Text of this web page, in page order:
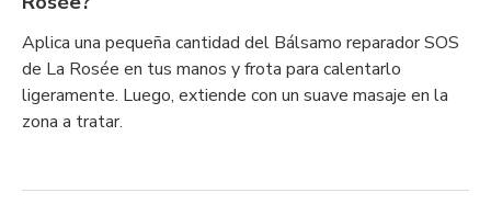
Aplica una pequeña cantidad del Bálsamo reparador SOS
de La Rosée en tus manos y frota para calentarlo
ligeramente. Luego, extiende con un suave masaje en la
zona a tratar.